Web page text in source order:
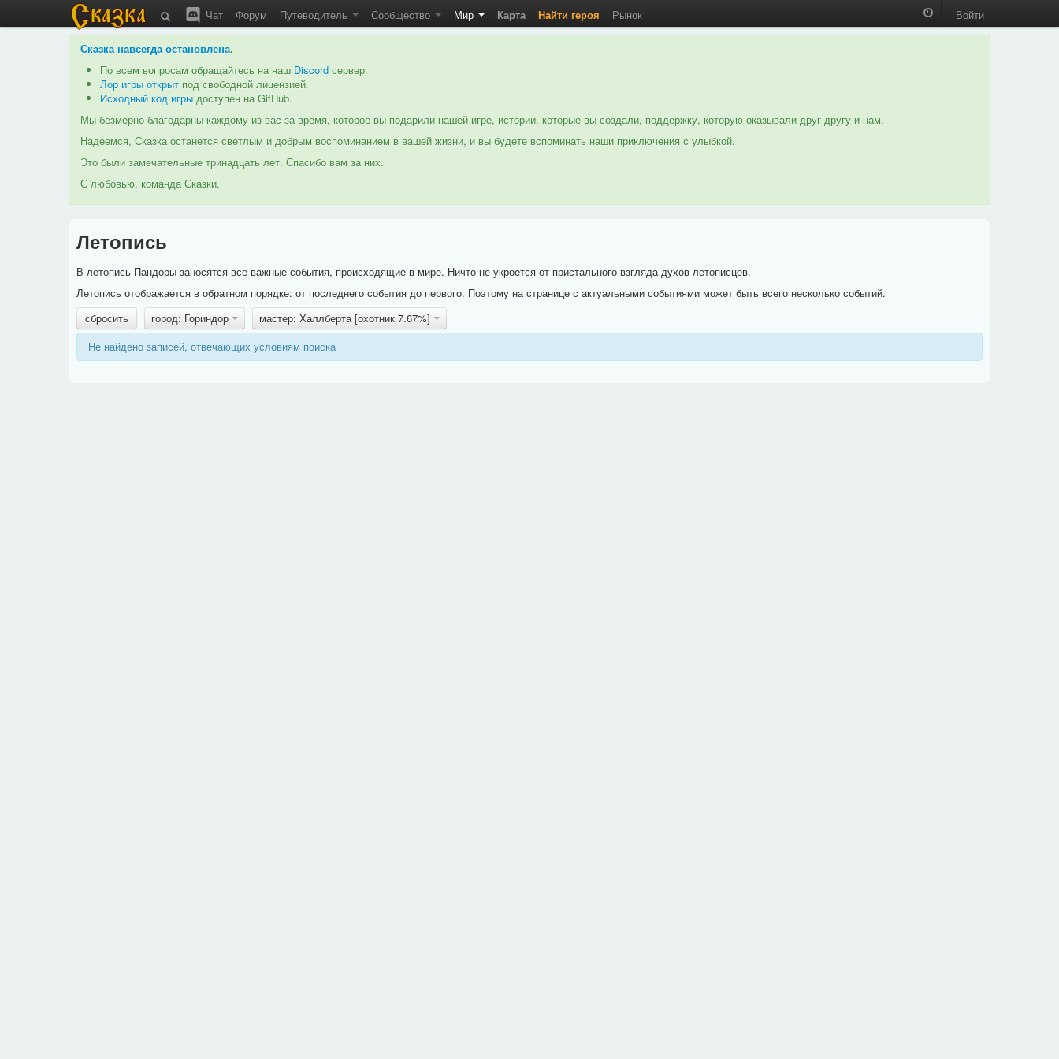
Чат Форум Путеводитель Сообщество Мир Карта Найти героя Рынок Войти
Сказка навсегда остановлена.
По всем вопросам обращайтесь на наш Discord сервер.
Лор игры открыт под свободной лицензией.
Исходный код игры доступен на GitHub.
Мы безмерно благодарны каждому из вас за время, которое вы подарили нашей игре, истории, которые вы создали, поддержку, которую оказывали друг другу и нам.
Надеемся, Сказка останется светлым и добрым воспоминанием в вашей жизни, и вы будете вспоминать наши приключения с улыбкой.
Это были замечательные тринадцать лет. Спасибо вам за них.
С любовью, команда Сказки.
Летопись
В летопись Пандоры заносятся все важные события, происходящие в мире. Ничто не укроется от пристального взгляда духов-летописцев.
Летопись отображается в обратном порядке: от последнего события до первого. Поэтому на странице с актуальными событиями может быть всего несколько событий.
сбросить
город: Гориндор
мастер: Халлберта [охотник 7.67%]
Не найдено записей, отвечающих условиям поиска